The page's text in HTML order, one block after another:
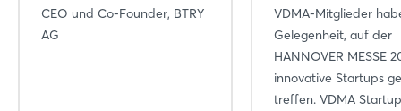
CEO und Co-Founder, BTRY
AG
VDMA-Mitglieder
Gelegenheit, auf der
HANNOVER MESSE
innovative Startups
treffen. VDMA